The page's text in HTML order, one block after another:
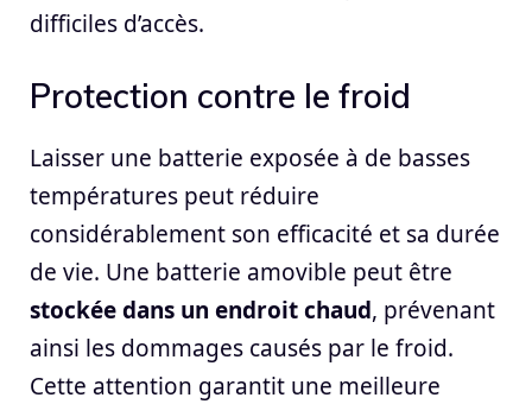
difficiles d’accès.
Protection contre le froid
Laisser une batterie exposée à de basses
températures peut réduire
considérablement son efficacité et sa durée
de vie. Une batterie amovible peut être
stockée dans un endroit chaud, prévenant
ainsi les dommages causés par le froid.
Cette attention garantit une meilleure